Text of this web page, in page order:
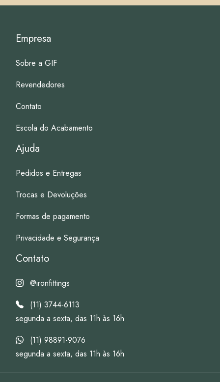
Empresa
Sobre a GIF
Revendedores
Contato
Escola do Acabamento
Ajuda
Pedidos e Entregas
Trocas e Devoluções
Formas de pagamento
Privacidade e Segurança
Contato
@ironfittings
(11) 3744-6113
segunda a sexta, das 11h às 16h
(11) 98891-9076
segunda a sexta, das 11h às 16h